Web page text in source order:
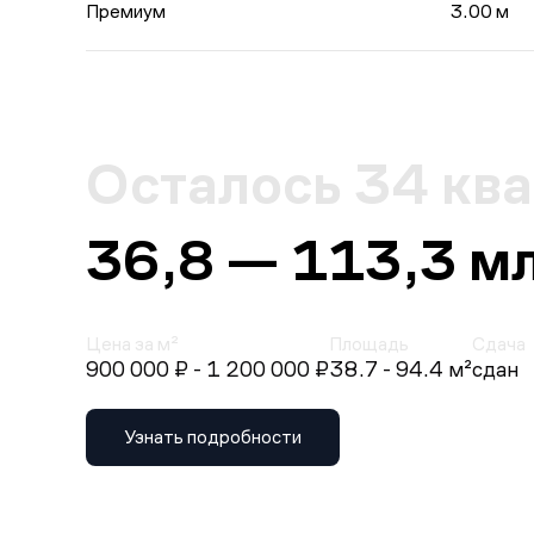
Премиум
3.00 м
Осталось 34
36,8 — 113,3
Цена за м²
900 000 ₽ - 1 200 000 ₽
Площадь
38.7 - 94.4 м²
Сдача
сдан
Узнать подробности